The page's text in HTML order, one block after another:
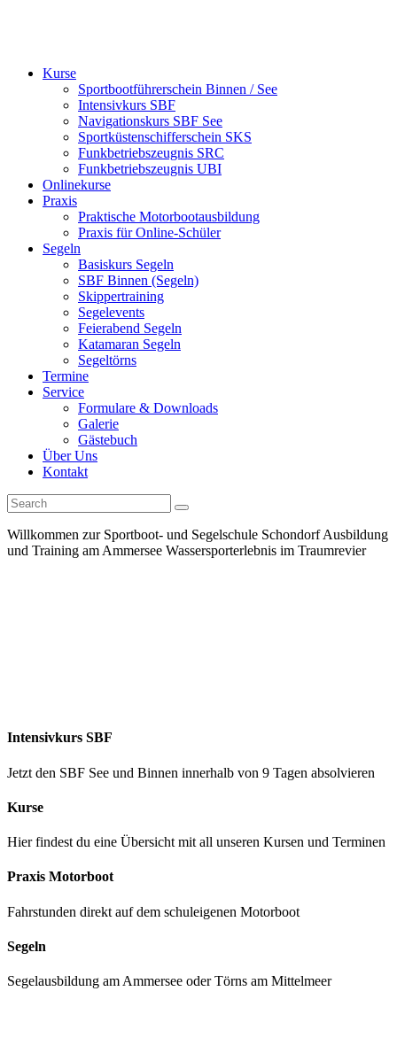
Kurse
Sportbootführerschein Binnen / See
Intensivkurs SBF
Navigationskurs SBF See
Sportküstenschiffer­schein SKS
Funkbetriebszeugnis SRC
Funkbetriebszeugnis UBI
Onlinekurse
Praxis
Praktische Motorbootausbildung
Praxis für Online-Schüler
Segeln
Basiskurs Segeln
SBF Binnen (Segeln)
Skippertraining
Segelevents
Feierabend Segeln
Katamaran Segeln
Segeltörns
Termine
Service
Formulare & Downloads
Galerie
Gästebuch
Über Uns
Kontakt
Willkommen zur Sportboot- und Segelschule Schondorf Ausbildung
und Training am Ammersee Wassersporterlebnis im Traumrevier
Intensivkurs SBF
Jetzt den SBF See und Binnen innerhalb von 9 Tagen absolvieren
Kurse
Hier findest du eine Übersicht mit all unseren Kursen und Terminen
Praxis Motorboot
Fahrstunden direkt auf dem schuleigenen Motorboot
Segeln
Segelausbildung am Ammersee oder Törns am Mittelmeer